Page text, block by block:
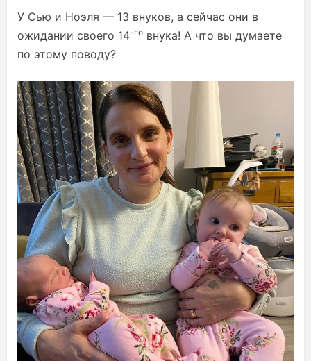
У Сью и Ноэля — 13 внуков, а сейчас они в
ожидании своего 14-го внука! А что вы думаете
по этому поводу?